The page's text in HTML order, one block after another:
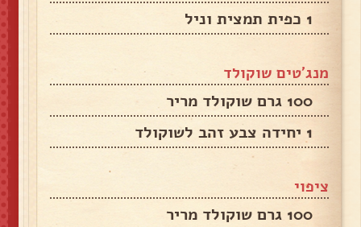
1 כפית תמצית וניל
מנג'טים שוקולד
100 גרם שוקולד מריר
1 יחידה צבע זהב לשוקולד
ציפוי
100 גרם שוקולד מריר